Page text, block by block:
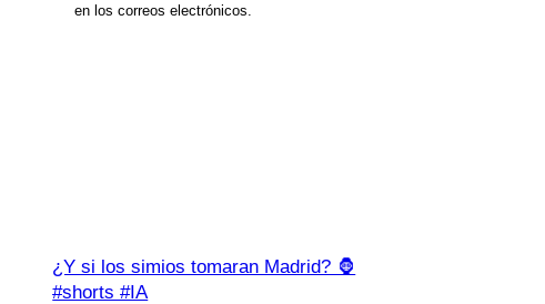
en los correos electrónicos.
¿Y si los simios tomaran Madrid? 🦍
#shorts #IA